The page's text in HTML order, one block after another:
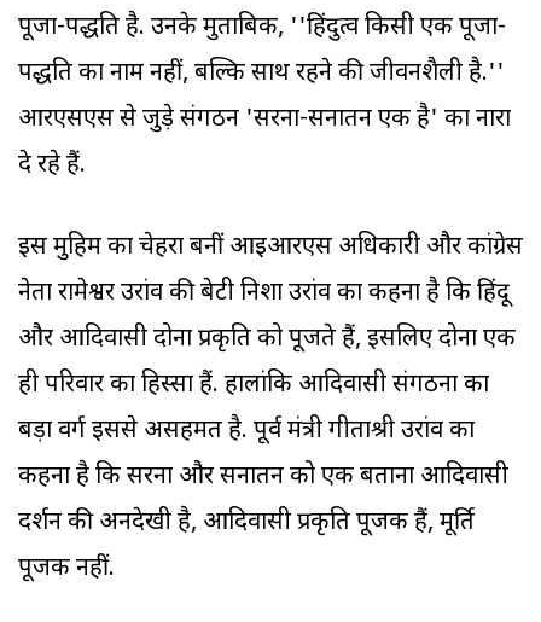
पूजा-पद्धति है. उनके मुताबिक, ''हिंदुत्व किसी एक पूजा-
पद्धति का नाम नहीं, बल्कि साथ रहने की जीवनशैली है.''
आरएसएस से जुड़े संगठन 'सरना-सनातन एक है' का नारा
दे रहे हैं.
इस मुहिम का चेहरा बनीं आइआरएस अधिकारी और कांग्रेस
नेता रामेश्वर उरांव की बेटी निशा उरांव का कहना है कि हिंदू
और आदिवासी दोनों प्रकृति को पूजते हैं, इसलिए दोनों एक
ही परिवार का हिस्सा हैं. हालांकि आदिवासी संगठनों का
बड़ा वर्ग इससे असहमत है. पूर्व मंत्री गीताश्री उरांव का
कहना है कि सरना और सनातन को एक बताना आदिवासी
दर्शन की अनदेखी है, आदिवासी प्रकृति पूजक हैं, मूर्ति
पूजक नहीं.